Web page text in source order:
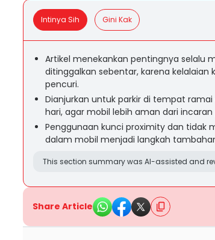
Intinya Sih Gini Kak
Artikel menekankan pentingnya selalu
ditinggalkan sebentar, karena kelalaian
pencuri.
Dianjurkan untuk parkir di tempat
hari, agar mobil lebih aman dari incaran
Penggunaan kunci proximity dan tidak
dalam mobil menjadi langkah
This section summary was AI-assisted and
Share Article